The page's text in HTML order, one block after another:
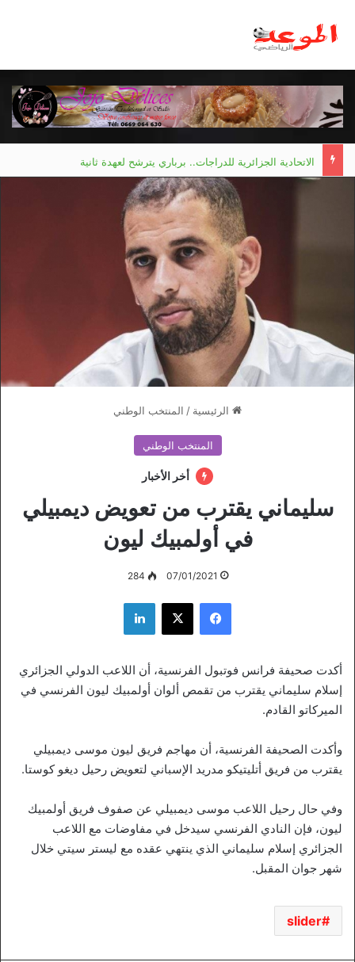
الاتحادية الجزائرية للدراجات.. برباري يترشح لعهدة ثانية
الرئيسية / المنتخب الوطني
المنتخب الوطني
أخر الأخبار
سليماني يقترب من تعويض ديمبيلي
في أولمبيك ليون
07/01/2021
284
فيسبوك ‫X لينكدإن
أكدت صحيفة فرانس فوتبول الفرنسية، أن اللاعب الدولي الجزائري
إسلام سليماني يقترب من تقمص ألوان أولمبيك ليون الفرنسي في
الميركاتو القادم.
وأكدت الصحيفة الفرنسية، أن مهاجم فريق ليون موسى ديمبيلي
يقترب من فريق أتليتيكو مدريد الإسباني لتعويض رحيل ديغو كوستا.
وفي حال رحيل اللاعب موسى ديمبيلي عن صفوف فريق أولمبيك
ليون، فإن النادي الفرنسي سيدخل في مفاوضات مع اللاعب
الجزائري إسلام سليماني الذي ينتهي عقده مع ليستر سيتي خلال
شهر جوان المقبل.
slider